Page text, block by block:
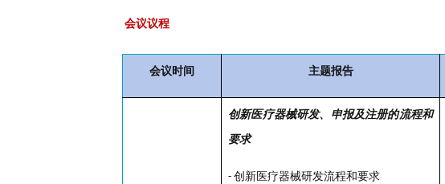
会议议程
会议时间 主题报告
创新医疗器械研发、申报及注册的流程和
要求
- 创新医疗器械研发流程和要求